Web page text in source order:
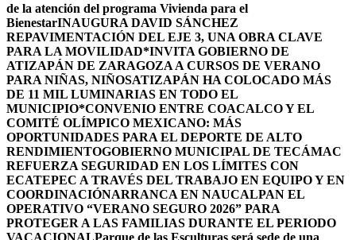
de la atención del programa Vivienda para el
BienestarINAUGURA DAVID SÁNCHEZ
REPAVIMENTACIÓN DEL EJE 3, UNA OBRA CLAVE
PARA LA MOVILIDAD*INVITA GOBIERNO DE
ATIZAPÁN DE ZARAGOZA A CURSOS DE VERANO
PARA NIÑAS, NIÑOSATIZAPÁN HA COLOCADO MÁS
DE 11 MIL LUMINARIAS EN TODO EL
MUNICIPIO*CONVENIO ENTRE COACALCO Y EL
COMITÉ OLÍMPICO MEXICANO: MÁS
OPORTUNIDADES PARA EL DEPORTE DE ALTO
RENDIMIENTOGOBIERNO MUNICIPAL DE TECÁMAC
REFUERZA SEGURIDAD EN LOS LÍMITES CON
ECATEPEC A TRAVÉS DEL TRABAJO EN EQUIPO Y EN
COORDINACIÓNARRANCA EN NAUCALPAN EL
OPERATIVO “VERANO SEGURO 2026” PARA
PROTEGER A LAS FAMILIAS DURANTE EL PERIODO
VACACIONALParque de las Esculturas será sede de una